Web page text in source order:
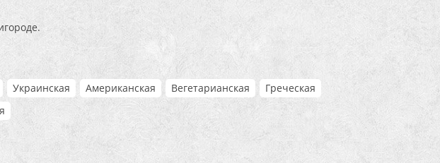
Украинская Американская Вегетарианская
Греческая